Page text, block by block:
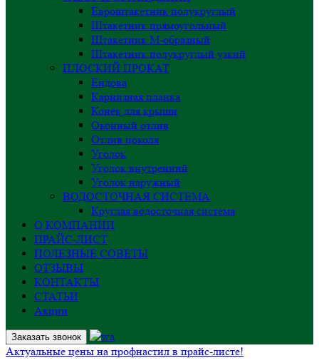
Евроштакетник полукруглый
Штакетник прямоугольный
Штакетник М-образный
Штакетник полукруглый узкий
ПЛОСКИЙ ПРОКАТ
Ендова
Карнизная планка
Конёк для крыши
Оконный отлив
Отлив цоколя
Уголок
Уголок внутренний
Уголок наружный
ВОДОСТОЧНАЯ СИСТЕМА
Круглая водосточная система
О КОМПАНИИ
ПРАЙС-ЛИСТ
ПОЛЕЗНЫЕ СОВЕТЫ
ОТЗЫВЫ
КОНТАКТЫ
СТАТЬИ
Акции
Заказать звонок
Актуальные цены на профнастил в прайс-листе!